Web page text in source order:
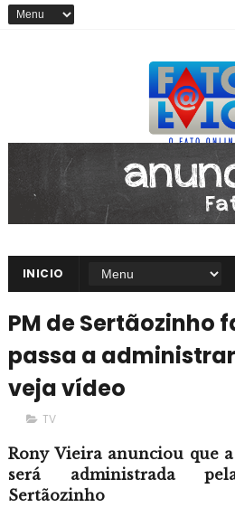
INICIO
PM de Sertãozinho
passa a
veja vídeo
TV
Rony Vieira anunciou que
será administrada
Sertãozinho